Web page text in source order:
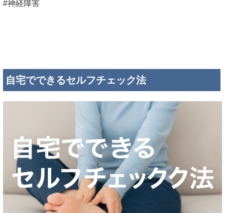
#神経障害
自宅でできるセルフチェック法